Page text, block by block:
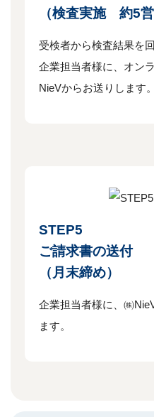
（検査実施 約5営
受検者から検査結果を
企業担当者様に、オン
NieVからお送りします。
STEP5
ご請求書の送付
（月末締め）
企業担当者様に、㈱
ます。